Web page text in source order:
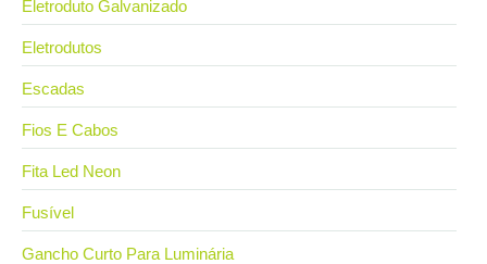
Eletroduto Galvanizado
Eletrodutos
Escadas
Fios E Cabos
Fita Led Neon
Fusível
Gancho Curto Para Luminária